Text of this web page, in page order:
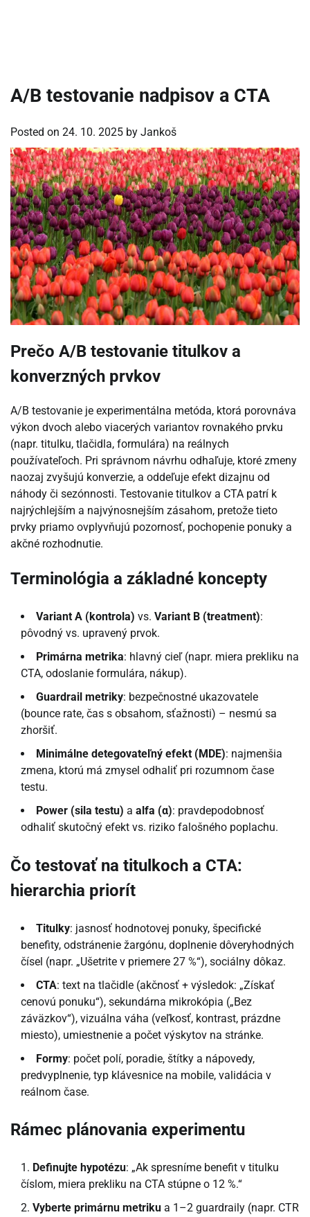
A/B testovanie nadpisov a CTA
Posted on 24. 10. 2025 by Jankoš
Prečo A/B testovanie titulkov a
konverzných prvkov
A/B testovanie je experimentálna metóda, ktorá porovnáva
výkon dvoch alebo viacerých variantov rovnakého prvku
(napr. titulku, tlačidla, formulára) na reálnych
používateľoch. Pri správnom návrhu odhaľuje, ktoré zmeny
naozaj zvyšujú konverzie, a oddeľuje efekt dizajnu od
náhody či sezónnosti. Testovanie titulkov a CTA patrí k
najrýchlejším a najvýnosnejším zásahom, pretože tieto
prvky priamo ovplyvňujú pozornosť, pochopenie ponuky a
akčné rozhodnutie.
Terminológia a základné koncepty
Variant A (kontrola) vs. Variant B (treatment):
pôvodný vs. upravený prvok.
Primárna metrika: hlavný cieľ (napr. miera prekliku na
CTA, odoslanie formulára, nákup).
Guardrail metriky: bezpečnostné ukazovatele
(bounce rate, čas s obsahom, sťažnosti) – nesmú sa
zhoršiť.
Minimálne detegovateľný efekt (MDE): najmenšia
zmena, ktorú má zmysel odhaliť pri rozumnom čase
testu.
Power (sila testu) a alfa (α): pravdepodobnosť
odhaliť skutočný efekt vs. riziko falošného poplachu.
Čo testovať na titulkoch a CTA:
hierarchia priorít
Titulky: jasnosť hodnotovej ponuky, špecifické
benefity, odstránenie žargónu, doplnenie dôveryhodných
čísel (napr. „Ušetrite v priemere 27 %“), sociálny dôkaz.
CTA: text na tlačidle (akčnosť + výsledok: „Získať
cenovú ponuku“), sekundárna mikrokópia („Bez
záväzkov“), vizuálna váha (veľkosť, kontrast, prázdne
miesto), umiestnenie a počet výskytov na stránke.
Formy: počet polí, poradie, štítky a nápovedy,
predvyplnenie, typ klávesnice na mobile, validácia v
reálnom čase.
Rámec plánovania experimentu
Definujte hypotézu: „Ak spresníme benefit v titulku
číslom, miera prekliku na CTA stúpne o 12 %.“
Vyberte primárnu metriku a 1–2 guardraily (napr. CTR